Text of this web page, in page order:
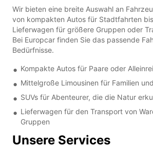
Wir bieten eine breite Auswahl an
von kompakten Autos für Stadtfahrten
Lieferwagen für größere Gruppen oder
Bei Europcar finden Sie das passende
Bedürfnisse.
Kompakte Autos für Paare oder
Mittelgroße Limousinen für Familien
SUVs für Abenteurer, die die Natur
Lieferwagen für den Transport von
Gruppen
Unsere Services